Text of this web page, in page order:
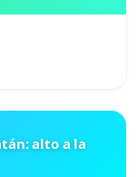
alto a la